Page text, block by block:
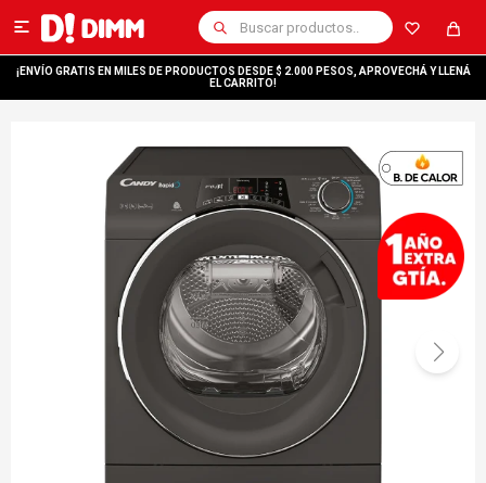

¡ENVÍO GRATIS EN MILES DE PRODUCTOS DESDE $ 2.000 PESOS, APROVECHÁ Y LLENÁ
EL CARRITO!